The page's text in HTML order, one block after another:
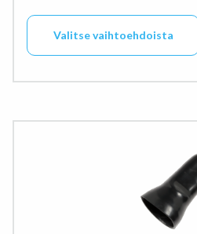
Valitse vaihtoehdoista